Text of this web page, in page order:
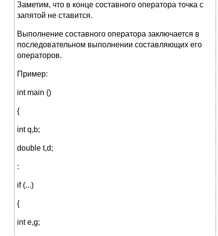
Заметим, что в конце составного оператора точка с
запятой не ставится.
Выполнение составного оператора заключается в
последовательном выполнении составляющих его
операторов.
Пример:
int main ()
{
int q,b;
double t,d;
:
if (...)
{
int e,g;